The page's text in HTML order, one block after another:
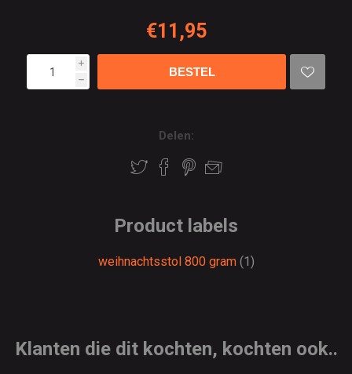
€11,95
i
h
Delen:
Product labels
weihnachtsstol 800 gram (1)
Klanten die dit kochten, kochten ook..